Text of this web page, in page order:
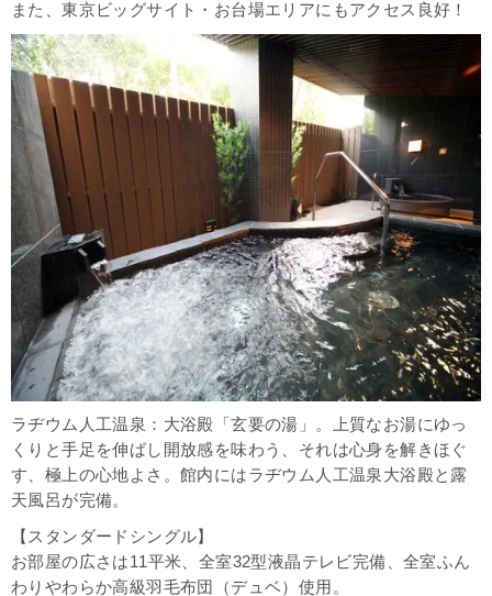
また、東京ビッグサイト・お台場エリアにもアクセス良好！
ラヂウム人工温泉：大浴殿「玄要の湯」。上質なお湯にゆっ
くりと手足を伸ばし開放感を味わう、それは心身を解きほぐ
す、極上の心地よさ。館内にはラヂウム人工温泉大浴殿と露
天風呂が完備。
【スタンダードシングル】
お部屋の広さは11平米、全室32型液晶テレビ完備、全室ふん
わりやわらか高級羽毛布団（デュベ）使用。